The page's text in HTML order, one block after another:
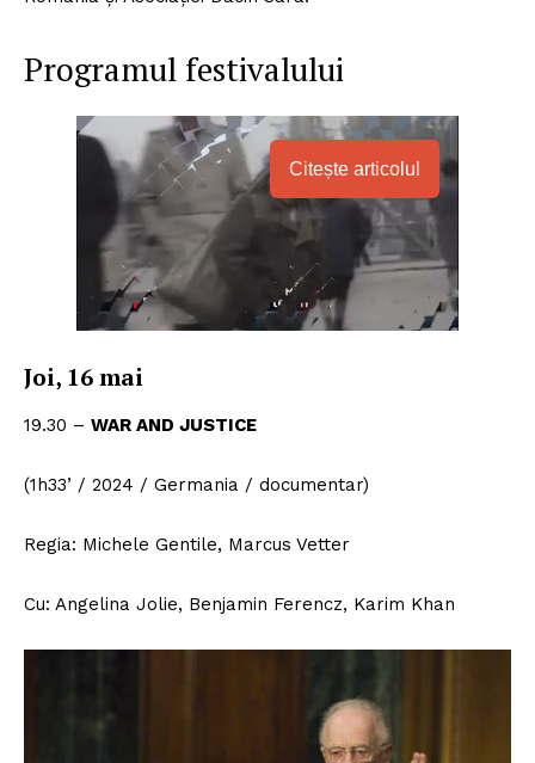
Programul festivalului
Citește articolul
Joi, 16 mai
19.30 – WAR AND JUSTICE
(1h33’ / 2024 / Germania / documentar)
Regia: Michele Gentile, Marcus Vetter
Cu: Angelina Jolie, Benjamin Ferencz, Karim Khan